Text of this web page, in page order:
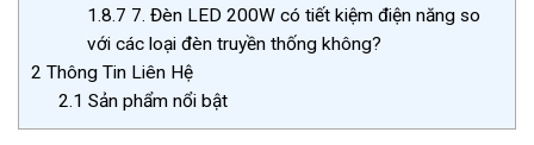
1.8.7 7. Đèn LED 200W có tiết kiệm điện năng so
với các loại đèn truyền thống không?
2 Thông Tin Liên Hệ
2.1 Sản phẩm nổi bật